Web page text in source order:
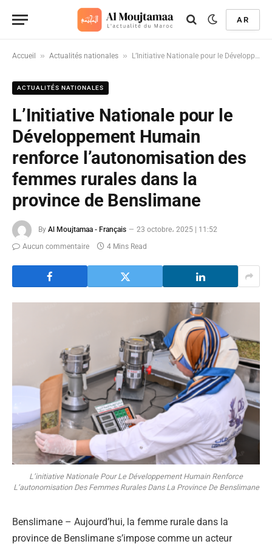
AR
Accueil » Actualités nationales » L’Initiative Nationale pour le Développement Humain renforce l’autonomisation des femmes rurales dans la province de Benslimane
ACTUALITÉS NATIONALES
L’Initiative Nationale pour le
Développement Humain
renforce l’autonomisation des
femmes rurales dans la
province de Benslimane
By Al Moujtamaa - Français
23 octobre، 2025 | 11:52
Aucun commentaire
4 Mins Read
L’initiative Nationale Pour Le Développement Humain Renforce
L’autonomisation Des Femmes Rurales Dans La Province De Benslimane
Benslimane – Aujourd’hui, la femme rurale dans la
province de Benslimane s’impose comme un acteur